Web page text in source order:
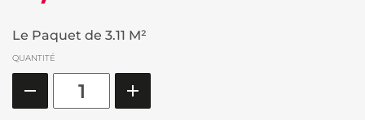
Le Paquet de 3.11 M²
QUANTITÉ